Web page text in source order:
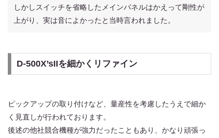
しかしスイッチを省略したメインパネルはかえって剛性が
上がり、実は音によかったと当時言われました。
D-500X’sIIを細かくリファイン
ピックアップの取り付けなど、量産性を考慮したうえで細か
く見直しが行われております。
後述の他社競合機種が強力だったこともあり、かなり頑張っ